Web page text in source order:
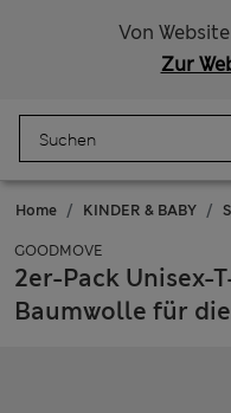
Von Website
Zur
Home KINDER & BABY
GOODMOVE
2er-Pack Unisex-
Baumwolle für